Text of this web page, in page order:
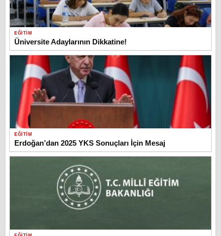
EĞITIM
Üniversite Adaylarının Dikkatine!
EĞITIM
Erdoğan’dan 2025 YKS Sonuçları İçin Mesaj